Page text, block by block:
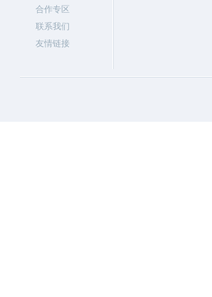
合作专区
联系我们
友情链接